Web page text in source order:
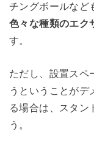
チングボールなど
色々な種類のエク
す。
ただし、設置スペ
うということがデ
る場合は、スタン
う。